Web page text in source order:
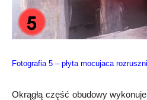
Fotografia 5 – płyta mocujaca
Okrągłą część obudowy